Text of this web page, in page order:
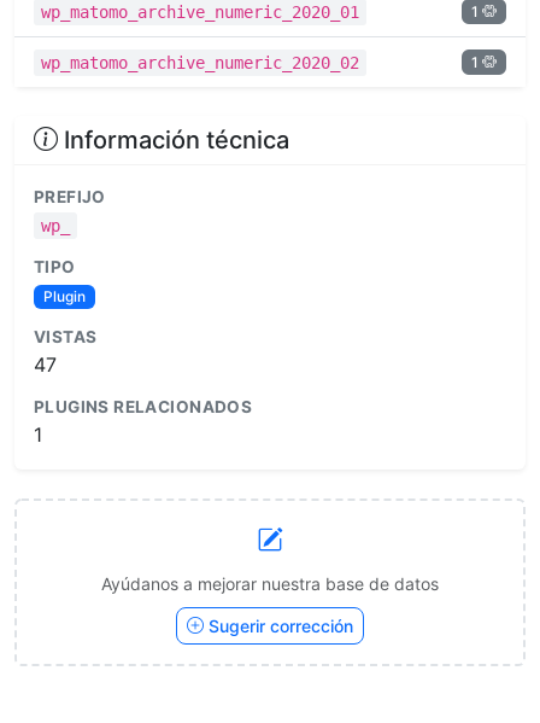
wp_matomo_archive_numeric_2020_01 1
wp_matomo_archive_numeric_2020_02 1
Información técnica
PREFIJO
wp_
TIPO
Plugin
VISTAS
47
PLUGINS RELACIONADOS
1
Ayúdanos a mejorar nuestra base de datos
Sugerir corrección